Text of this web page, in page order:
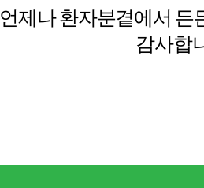
언제나 환자분곁에서 든
감사합